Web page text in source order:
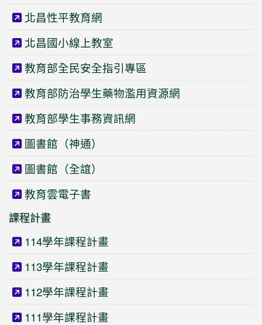
北昌性平教育網
北昌國小線上教室
教育部全民安全指引專區
教育部防治學生藥物濫用資源網
教育部學生事務資訊網
圖書館（神通）
圖書館（全誼）
教育雲電子書
課程計畫
114學年課程計畫
113學年課程計畫
112學年課程計畫
111學年課程計畫